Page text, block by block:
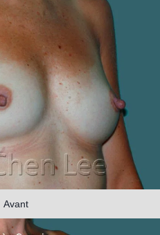
Avant